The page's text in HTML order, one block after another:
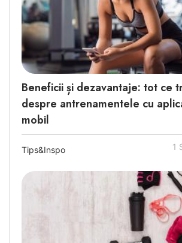
Beneficii și dezavantaje: tot ce
despre antrenamentele cu
mobil
Tips&Inspo 1